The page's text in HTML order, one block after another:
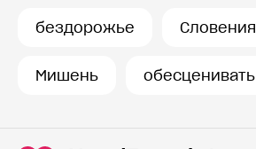
бездорожье Словения
Мишень обесценивать